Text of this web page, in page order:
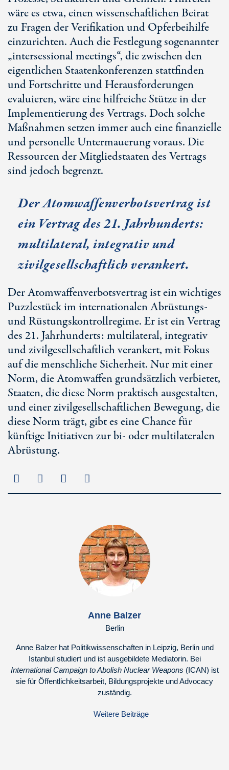
wäre es etwa, einen wissenschaftlichen Beirat
zu Fragen der Verifikation und Opferbeihilfe
einzurichten. Auch die Festlegung sogenannter
„intersessional meetings“, die zwischen den
eigentlichen Staatenkonferenzen stattfinden
und Fortschritte und Herausforderungen
evaluieren, wäre eine hilfreiche Stütze in der
Implementierung des Vertrags. Doch solche
Maßnahmen setzen immer auch eine finanzielle
und personelle Untermauerung voraus. Die
Ressourcen der Mitgliedstaaten des Vertrags
sind jedoch begrenzt.
Der Atomwaffenverbotsvertrag ist
ein Vertrag des21. Jahrhunderts:
multilateral, integrativ und
zivilgesellschaftlich verankert.
Der Atomwaffenverbotsvertrag ist ein wichtiges
Puzzlestück im internationalen Abrüstungs-
und Rüstungskontrollregime. Er ist ein Vertrag
des 21. Jahrhunderts: multilateral, integrativ
und zivilgesellschaftlich verankert, mit Fokus
auf die menschliche Sicherheit. Nur mit einer
Norm, die Atomwaffen grundsätzlich verbietet,
Staaten, die diese Norm praktisch ausgestalten,
und einer zivilgesellschaftlichen Bewegung, die
diese Norm trägt, gibt es eine Chance für
künftige Initiativen zur bi- oder multilateralen
Abrüstung.
Anne Balzer
Berlin
Anne Balzer hat Politikwissenschaften in Leipzig, Berlin und
Istanbul studiert und ist ausgebildete Mediatorin. Bei
International Campaign to Abolish Nuclear Weapons (ICAN) ist
sie für Öffentlichkeitsarbeit, Bildungsprojekte und Advocacy
zuständig.
Weitere Beiträge